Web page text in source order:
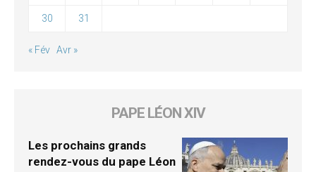
30 31
« Fév Avr »
PAPE LÉON XIV
Les prochains grands
rendez-vous du pape Léon